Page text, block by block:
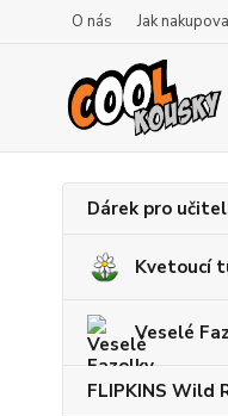
O nás Jak
Dárek pro
Kvetoucí
Veselé
FLIPKINS Wild